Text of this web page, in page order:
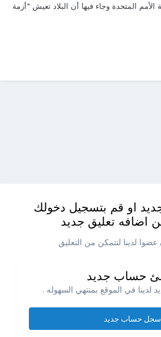
المتحدة وجاء فيها أن البلاد تعيش "أزمة
او قم بتسجيل دخولك
اضافه تعليق جديد
لدينا لتتمكن من التعليق
حساب جديد
في الموقع بمنتهي السهوله .
سجل حساب جديد